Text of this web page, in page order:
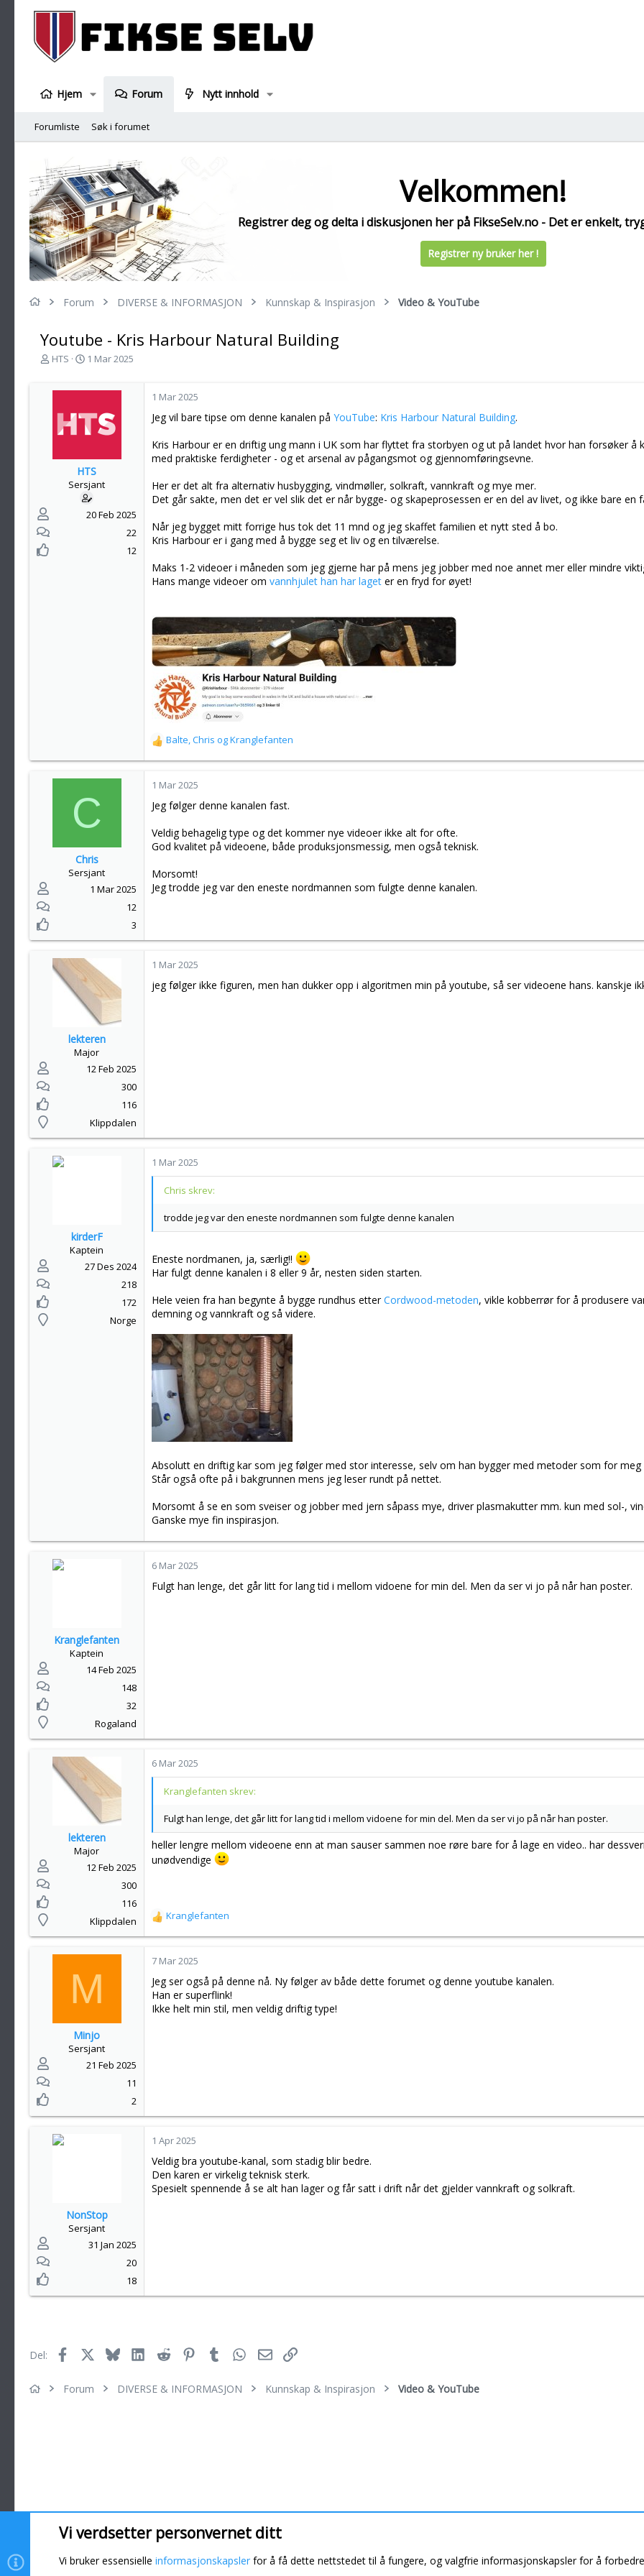
Hjem Forum Nytt innhold
Forumliste Søk i forumet
Velkommen!
Registrer deg og delta i diskusjonen her på FikseSelv.no - Det er enkelt,
Registrer ny bruker her !
Forum DIVERSE & INFORMASJON Kunnskap & Inspirasjon Video & YouTube
Youtube - Kris Harbour Natural Building
T
t
HTS
S
t
d
a
o
1 Mar 2025
HTS
Sersjant
20 Feb 2025
22
12
1 Mar 2025
Jeg vil bare tipse om denne kanalen på YouTube: Kris Harbour Natural Building.
Kris Harbour er en driftig ung mann i UK som har flyttet fra storbyen og ut på landet hvor han forsøker å
med praktiske ferdigheter - og et arsenal av pågangsmot og gjennomføringsevne.
Her er det alt fra alternativ husbygging, vindmøller, solkraft, vannkraft og mye mer.
Det går sakte, men det er vel slik det er når bygge- og skapeprosessen er en del av livet, og ikke bare
Når jeg bygget mitt forrige hus tok det 11 mnd og jeg skaffet familien et nytt sted å bo.
Kris Harbour er i gang med å bygge seg et liv og en tilværelse.
Maks 1-2 videoer i måneden som jeg gjerne har på mens jeg jobber med noe annet mer eller mindre
Hans mange videoer om vannhjulet han har laget er en fryd for øyet!
R
e
k
j
n
e
:
Balte,Chris ogKranglefanten
C
Chris
Sersjant
1 Mar 2025
12
3
1 Mar 2025
Jeg følger denne kanalen fast.
Veldig behagelig type og det kommer nye videoer ikke alt for ofte.
God kvalitet på videoene, både produksjonsmessig, men også teknisk.
Morsomt!
Jeg trodde jeg var den eneste nordmannen som fulgte denne kanalen.
lekteren
Major
12 Feb 2025
300
116
Klippdalen
1 Mar 2025
jeg følger ikke figuren, men han dukker opp i algoritmen min på youtube, så ser videoene hans. kanskje
kirderF
Kaptein
27 Des 2024
218
172
Norge
1 Mar 2025
Chris skrev:
trodde jeg var den eneste nordmannen som fulgte denne kanalen
Eneste nordmanen, ja, særlig!!
Har fulgt denne kanalen i 8 eller 9 år, nesten siden starten.
Hele veien fra han begynte å bygge rundhus etterCordwood-metoden, vikle kobberrør for å produsere
demning og vannkraft og så videre.
Absolutt en driftig kar som jeg følger med stor interesse, selv om han bygger med metoder som for
Står også ofte på i bakgrunnen mens jeg leser rundt på nettet.
Morsomt å se en som sveiser og jobber med jern såpass mye, driver plasmakutter mm. kun med sol-,
Ganske mye fin inspirasjon.
Kranglefanten
Kaptein
14 Feb 2025
148
32
Rogaland
6 Mar 2025
Fulgt han lenge, det går litt for lang tid i mellom vidoene for min del. Men da ser vi jo på når han poster.
lekteren
Major
12 Feb 2025
300
116
Klippdalen
6 Mar 2025
Kranglefanten skrev:
Fulgt han lenge, det går litt for lang tid i mellom vidoene for min del. Men da ser vi jo på når han poster.
heller lengre mellom videoene enn at man sauser sammen noe røre bare for å lage en video.. har
unødvendige
R
e
k
j
o
n
Kranglefanten
M
Minjo
Sersjant
21 Feb 2025
11
2
7 Mar 2025
Jeg ser også på denne nå. Ny følger av både dette forumet og denne youtube kanalen.
Han er superflink!
Ikke helt min stil, men veldig driftig type!
NonStop
Sersjant
31 Jan 2025
20
18
1 Apr 2025
Veldig bra youtube-kanal, som stadig blir bedre.
Den karen er virkelig teknisk sterk.
Spesielt spennende å se alt han lager og får satt i drift når det gjelder vannkraft og solkraft.
Del: Facebook Bluesky LinkedInReddit PinterestTumblr WhatsApp
E-postLink
Forum DIVERSE & INFORMASJON Kunnskap & Inspirasjon Video & YouTube
Vi verdsetter personvernet ditt
Vi bruker essensielle informasjonskapsler for å få dette nettstedet til å fungere, og valgfrie informasjonskapsler for å